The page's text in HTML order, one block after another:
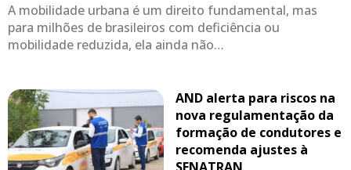
A mobilidade urbana é um direito fundamental, mas
para milhões de brasileiros com deficiência ou
mobilidade reduzida, ela ainda não…
AND alerta para riscos na
nova regulamentação da
formação de condutores e
recomenda ajustes à